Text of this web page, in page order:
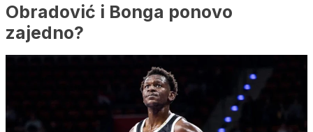
Obradović i Bonga ponovo
zajedno?